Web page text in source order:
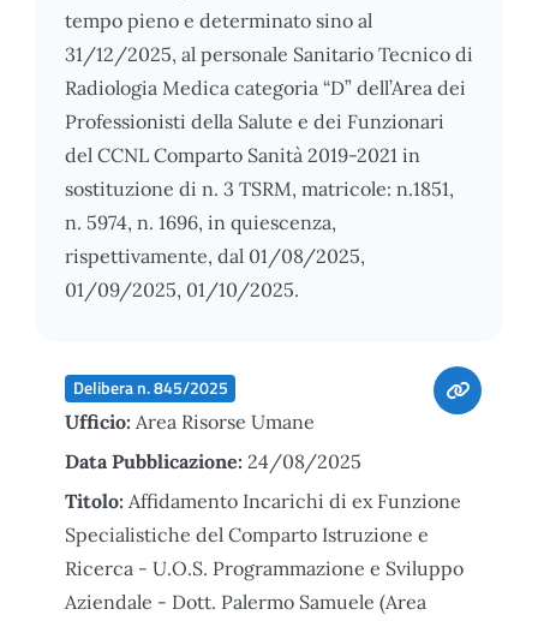
tempo pieno e determinato sino al
31/12/2025, al personale Sanitario Tecnico di
Radiologia Medica categoria “D” dell’Area dei
Professionisti della Salute e dei Funzionari
del CCNL Comparto Sanità 2019-2021 in
sostituzione di n. 3 TSRM, matricole: n.1851,
n. 5974, n. 1696, in quiescenza,
rispettivamente, dal 01/08/2025,
01/09/2025, 01/10/2025.
Delibera n. 845/2025
Ufficio: Area Risorse Umane
Data Pubblicazione: 24/08/2025
Titolo: Affidamento Incarichi di ex Funzione
Specialistiche del Comparto Istruzione e
Ricerca - U.O.S. Programmazione e Sviluppo
Aziendale - Dott. Palermo Samuele (Area